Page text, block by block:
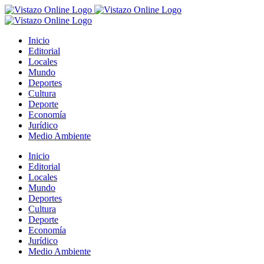
Saltar
al
Inicio
Editorial
Locales
Mundo
Deportes
Cultura
Deporte
Economía
Jurídico
Medio Ambiente
Inicio
Editorial
Locales
Mundo
Deportes
Cultura
Deporte
Economía
Jurídico
Medio Ambiente